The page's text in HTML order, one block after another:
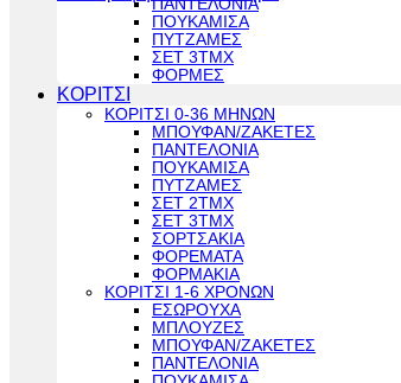
ΠΑΝΤΕΛΟΝΙΑ
ΠΟΥΚΑΜΙΣΑ
ΠΥΤΖΑΜΕΣ
ΣΕΤ 3ΤΜΧ
ΦΟΡΜΕΣ
ΚΟΡΙΤΣΙ
ΚΟΡΙΤΣΙ 0-36 ΜΗΝΩΝ
ΜΠΟΥΦΑΝ/ΖΑΚΕΤΕΣ
ΠΑΝΤΕΛΟΝΙΑ
ΠΟΥΚΑΜΙΣΑ
ΠΥΤΖΑΜΕΣ
ΣΕΤ 2ΤΜΧ
ΣΕΤ 3ΤΜΧ
ΣΟΡΤΣΑΚΙΑ
ΦΟΡΕΜΑΤΑ
ΦΟΡΜΑΚΙΑ
ΚΟΡΙΤΣΙ 1-6 ΧΡΟΝΩΝ
ΕΣΩΡΟΥΧΑ
ΜΠΛΟΥΖΕΣ
ΜΠΟΥΦΑΝ/ΖΑΚΕΤΕΣ
ΠΑΝΤΕΛΟΝΙΑ